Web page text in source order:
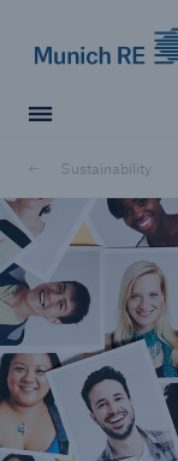
Sustainability
Unsere